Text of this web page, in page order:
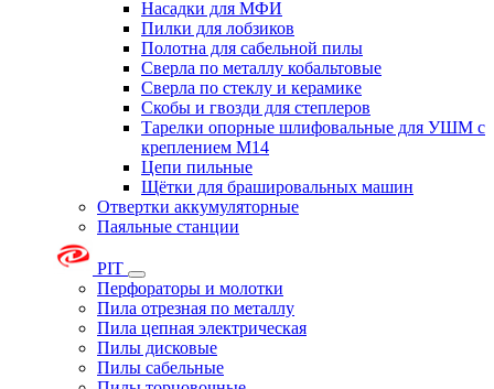
Насадки для МФИ
Пилки для лобзиков
Полотна для сабельной пилы
Сверла по металлу кобальтовые
Сверла по стеклу и керамике
Скобы и гвозди для степлеров
Тарелки опорные шлифовальные для УШМ с
креплением М14
Цепи пильные
Щётки для брашировальных машин
Отвертки аккумуляторные
Паяльные станции
PIT
Перфораторы и молотки
Пила отрезная по металлу
Пила цепная электрическая
Пилы дисковые
Пилы сабельные